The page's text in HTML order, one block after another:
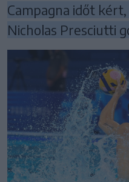
Campagna időt
Nicholas Presciutti